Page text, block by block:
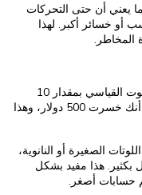
يعني أن حتى التحركات
أو خسائر أكبر. لهذا
المخاطر.
يتحرك اللوت القياسي بمقدار 10
دولارات لكل نقطة. خسارة 50 نقطة تعني أنك خسرت 500 دولار، وهذا
الصغيرة أو النانوية،
هذا مفيد بشكل
حسابات أصغر.